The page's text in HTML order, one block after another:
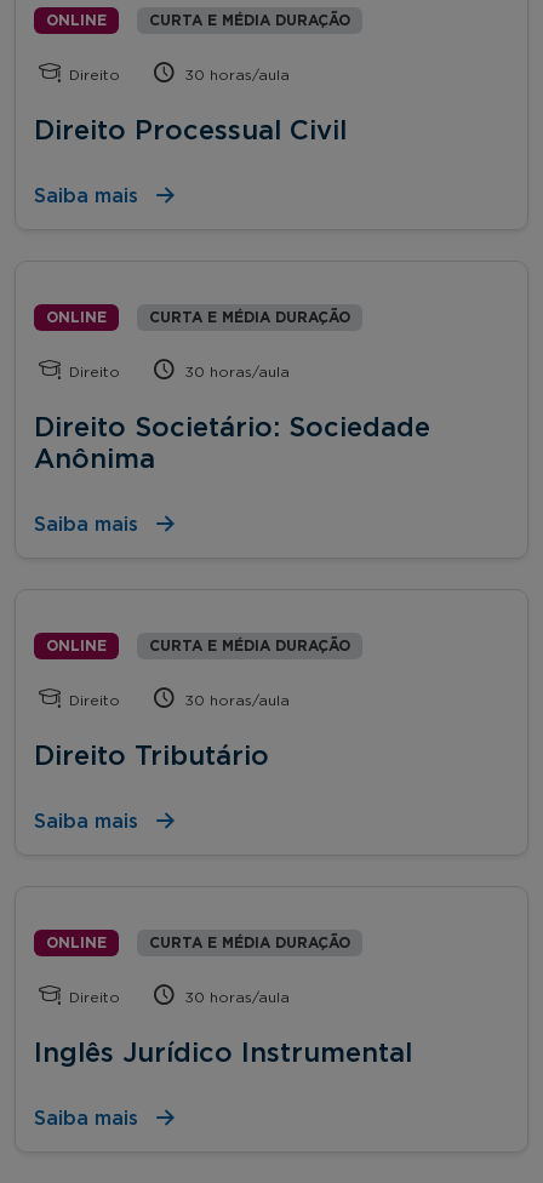
ONLINE CURTA E MÉDIA DURAÇÃO
Direito 30 horas/aula
Direito Processual Civil
Saiba mais
ONLINE CURTA E MÉDIA DURAÇÃO
Direito 30 horas/aula
Direito Societário: Sociedade
Anônima
Saiba mais
ONLINE CURTA E MÉDIA DURAÇÃO
Direito 30 horas/aula
Direito Tributário
Saiba mais
ONLINE CURTA E MÉDIA DURAÇÃO
Direito 30 horas/aula
Inglês Jurídico Instrumental
Saiba mais